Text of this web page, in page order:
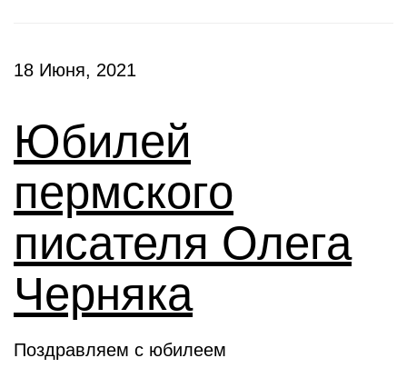
18 Июня, 2021
Юбилей
пермского
писателя Олега
Черняка
Поздравляем с юбилеем